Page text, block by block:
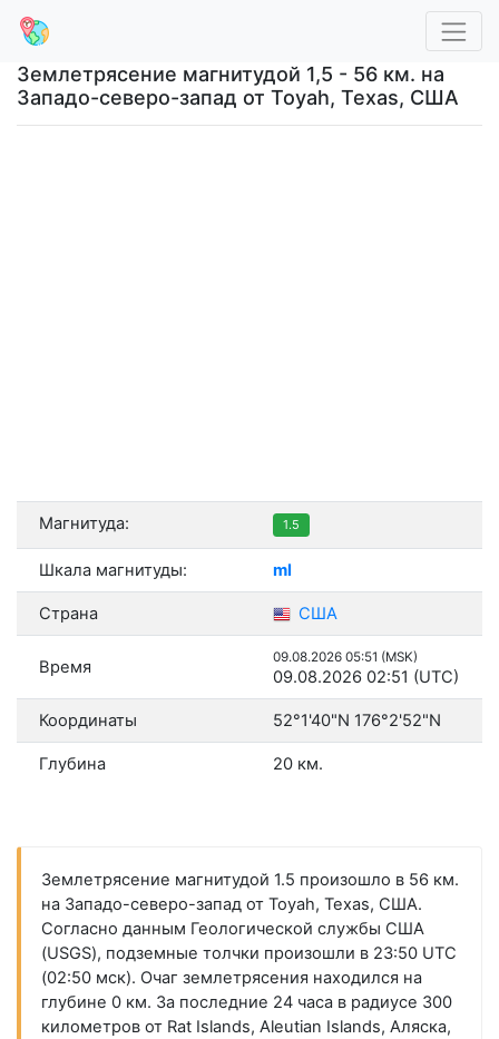
Землетрясение магнитудой 1,5 - 56 км. на
Западо-северо-запад от Toyah, Texas, США
Магнитуда: 1.5
Шкала магнитуды: ml
Страна США
Время 09.08.2026 05:51 (MSK)
09.08.2026 02:51 (UTC)
Координаты 52°1'40"N 176°2'52"N
Глубина 20 км.
Землетрясение магнитудой 1.5 произошло в 56 км.
на Западо-северо-запад от Toyah, Texas, США.
Согласно данным Геологической службы США
(USGS), подземные толчки произошли в 23:50 UTC
(02:50 мск). Очаг землетрясения находился на
глубине 0 км. За последние 24 часа в радиусе 300
километров от Rat Islands, Aleutian Islands, Аляска,